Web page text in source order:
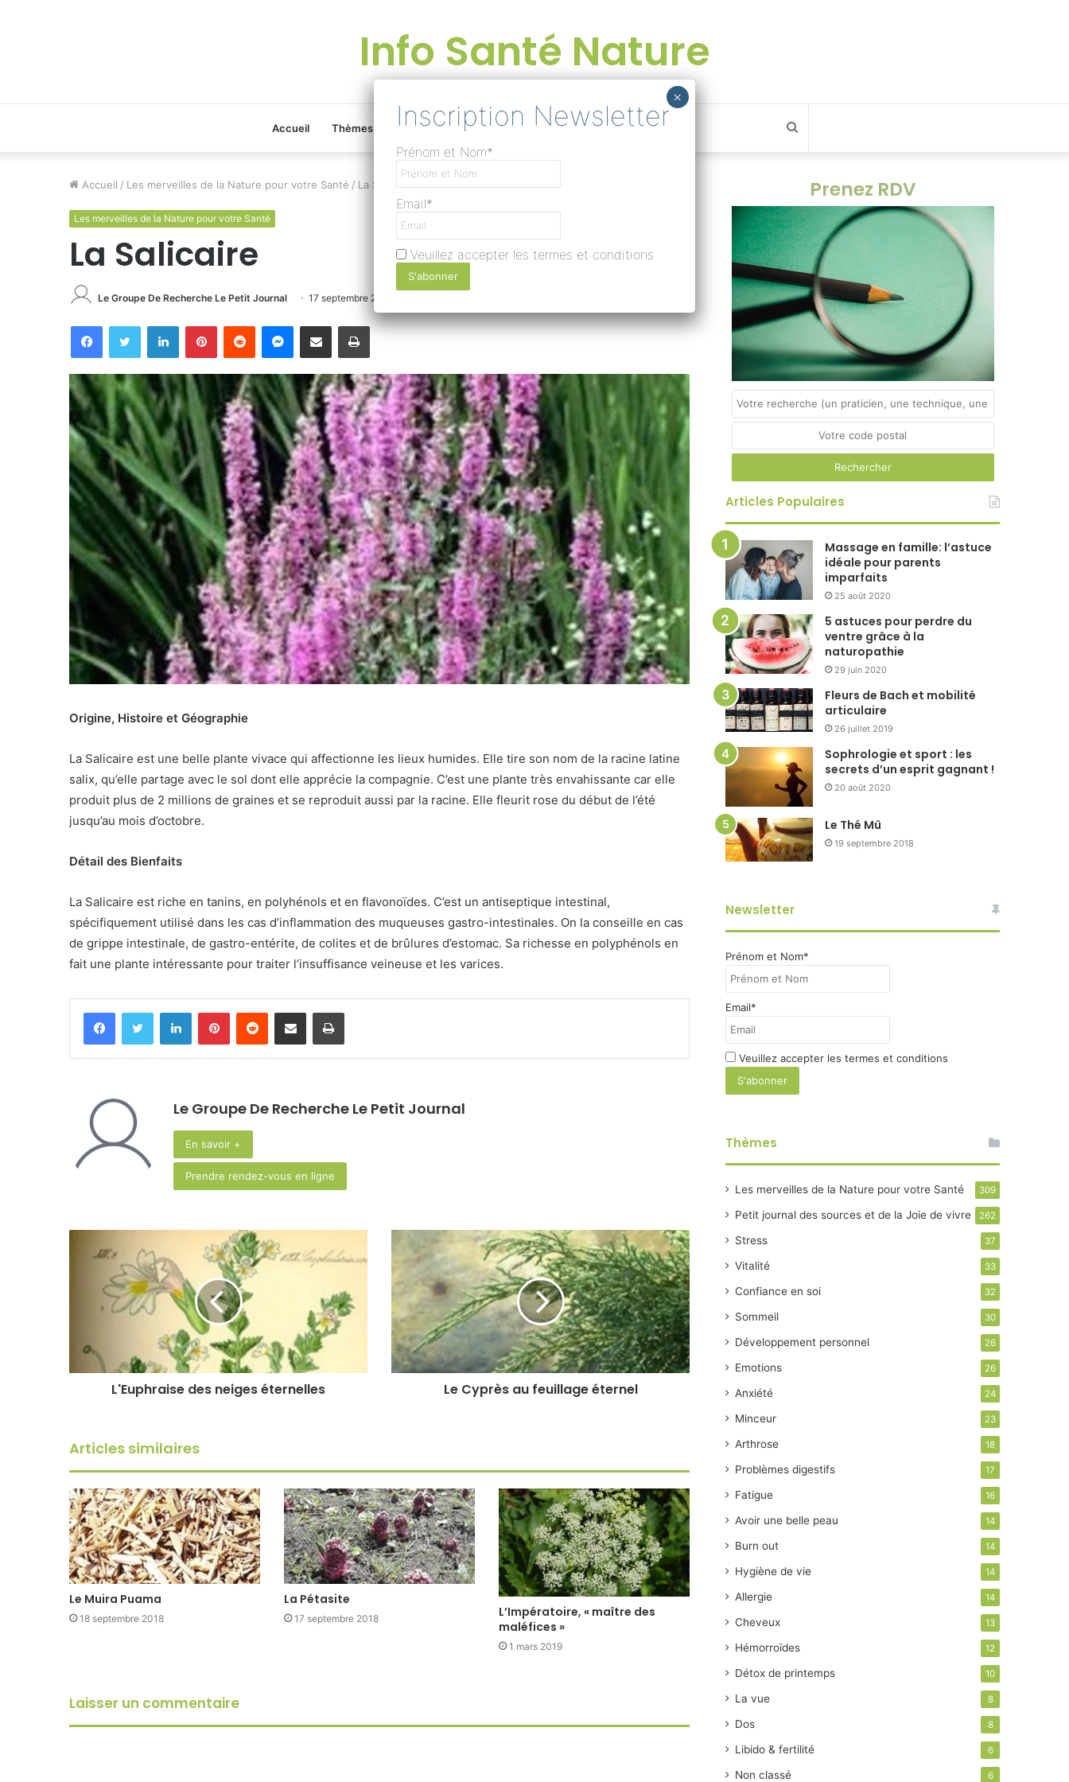
Info Santé Nature
Accueil Thèmes Devenir rédacteur Rechercher
Une
Lire
article
au
hasard.
Instagram
Linkedin
Facebook
Accueil / Les merveilles de la Nature pour votre Santé / La Salicaire
Les merveilles de la Nature pour votre Santé
La Salicaire
Le Groupe De Recherche Le Petit Journal 17 septembre 2018
FacebookTwitter LinkedinPinterestReddit Messenger
Partager par email Imprimer
Origine, Histoire et Géographie
La Salicaire est une belle plante vivace qui affectionne les lieux humides. Elle tire son nom de la racine latine
salix, qu’elle partage avec le sol dont elle apprécie la compagnie. C’est une plante très envahissante car elle
produit plus de 2 millions de graines et se reproduit aussi par la racine. Elle fleurit rose du début de l’été
jusqu’au mois d’octobre.
Détail des Bienfaits
La Salicaire est riche en tanins, en polyhénols et en flavonoïdes. C’est un antiseptique intestinal,
spécifiquement utilisé dans les cas d’inflammation des muqueuses gastro-intestinales. On la conseille en cas
de grippe intestinale, de gastro-entérite, de colites et de brûlures d’estomac. Sa richesse en polyphénols en
fait une plante intéressante pour traiter l’insuffisance veineuse et les varices.
FacebookTwitter LinkedinPinterestReddit Partager par email Imprimer
Le Groupe De Recherche Le Petit Journal
En savoir +
Prendre rendez-vous en ligne
L'Euphraise des neiges éternelles Le Cyprès au feuillage éternel
Articles similaires
Le Muira Puama
18 septembre 2018
La Pétasite
17 septembre 2018
L’Impératoire, « maître des
maléfices »
1 mars 2019
Laisser un commentaire
Prenez RDV
Articles Populaires
Massage en famille: l’astuce
idéale pour parents
imparfaits
25 août 2020
5 astuces pour perdre du
ventre grâce à la
naturopathie
29 juin 2020
Fleurs de Bach et mobilité
articulaire
26 juillet 2019
Sophrologie et sport : les
secrets d’un esprit gagnant !
20 août 2020
Le Thé Mû
19 septembre 2018
Newsletter
Prénom et Nom*
Email*
Veuillez accepter les termes et conditions
Thèmes
Les merveilles de la Nature pour votre Santé 309
Petit journal des sources et de la Joie de vivre 262
Stress 37
Vitalité 33
Confiance en soi 32
Sommeil 30
Développement personnel 26
Emotions 26
Anxiété 24
Minceur 23
Arthrose 18
Problèmes digestifs 17
Fatigue 16
Avoir une belle peau 14
Burn out 14
Hygiène de vie 14
Allergie 14
Cheveux 13
Hémorroïdes 12
Détox de printemps 10
La vue 8
Dos 8
Libido & fertilité 6
Non classé 6
Prénom et Nom*
Email*
Veuillez accepter les termes et conditions